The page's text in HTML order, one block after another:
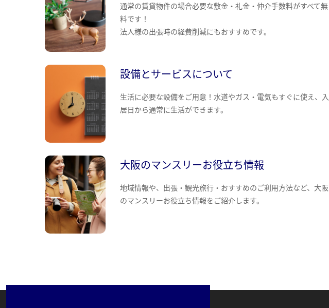
通常の賃貸物件の場合必要な敷金・礼金・仲介手数料がすべて無
料です！
法人様の出張時の経費削減にもおすすめです。
設備とサービスについて
生活に必要な設備をご用意！水道やガス・電気もすぐに使え、入
居日から通常に生活ができます。
大阪のマンスリーお役立ち情報
地域情報や、出張・観光旅行・おすすめのご利用方法など、大阪
のマンスリーお役立ち情報をご紹介します。